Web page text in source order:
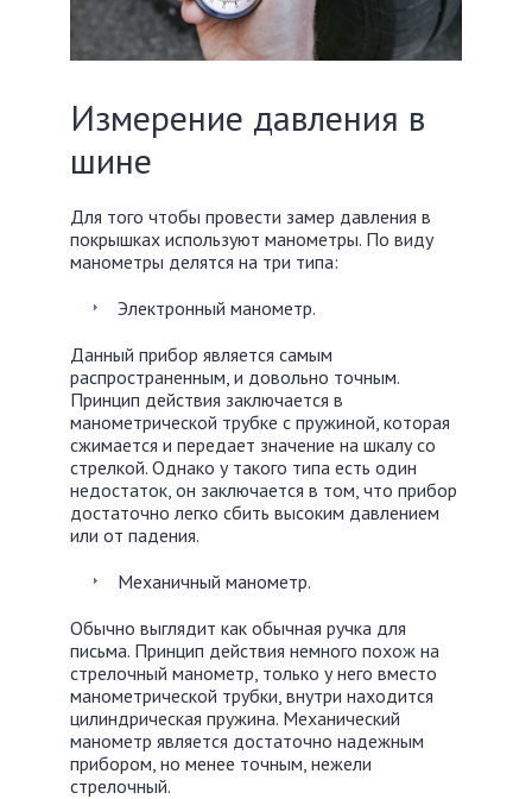
Измерение давления в
шине
Для того чтобы провести замер давления в
покрышках используют манометры. По виду
манометры делятся на три типа:
Электронный манометр.
Данный прибор является самым
распространенным, и довольно точным.
Принцип действия заключается в
манометрической трубке с пружиной, которая
сжимается и передает значение на шкалу со
стрелкой. Однако у такого типа есть один
недостаток, он заключается в том, что прибор
достаточно легко сбить высоким давлением
или от падения.
Механичный манометр.
Обычно выглядит как обычная ручка для
письма. Принцип действия немного похож на
стрелочный манометр, только у него вместо
манометрической трубки, внутри находится
цилиндрическая пружина. Механический
манометр является достаточно надежным
прибором, но менее точным, нежели
стрелочный.